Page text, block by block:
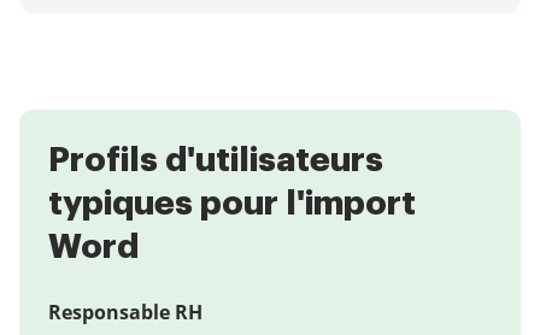
Profils d'utilisateurs
typiques pour l'import
Word
Responsable RH